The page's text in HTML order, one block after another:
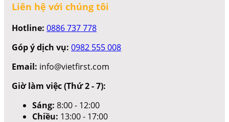
Liên hệ với chúng tôi
Hotline: 0886 737 778
Góp ý dịch vụ: 0982 555 008
Email: info@vietfirst.com
Giờ làm việc (Thứ 2 - 7):
Sáng: 8:00 - 12:00
Chiều: 13:00 - 17:00